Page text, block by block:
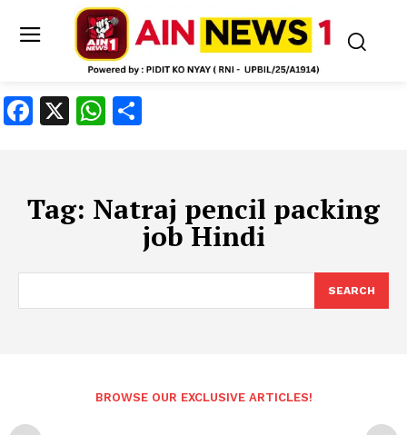
Facebook
X WhatsApp
Tag: Natraj pencil packing
job Hindi
SEARCH
BROWSE OUR EXCLUSIVE ARTICLES!